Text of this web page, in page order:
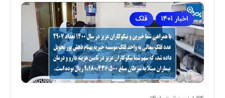
اخبار ۱۴۰1 قلک